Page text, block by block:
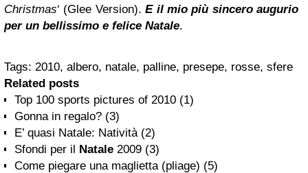
Christmas‘ (Glee Version).E il mio più sincero augurio
per un bellissimo e felice Natale.
Tags: 2010, albero, natale, palline, presepe, rosse, sfere
Related posts
Top 100 sports pictures of 2010 (1)
Gonna in regalo? (3)
E’ quasi Natale: Natività (2)
Sfondi per il Natale 2009 (3)
Come piegare una maglietta (pliage) (5)